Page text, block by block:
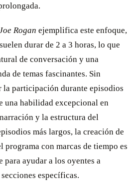
Rogan ejemplifica este enfoque,
durar de 2 a 3 horas, lo que
de conversación y una
de temas fascinantes. Sin
la participación durante episodios
una habilidad excepcional en
y la estructura del
más largos, la creación de
programa con marcas de tiempo es
para ayudar a los oyentes a
específicas.